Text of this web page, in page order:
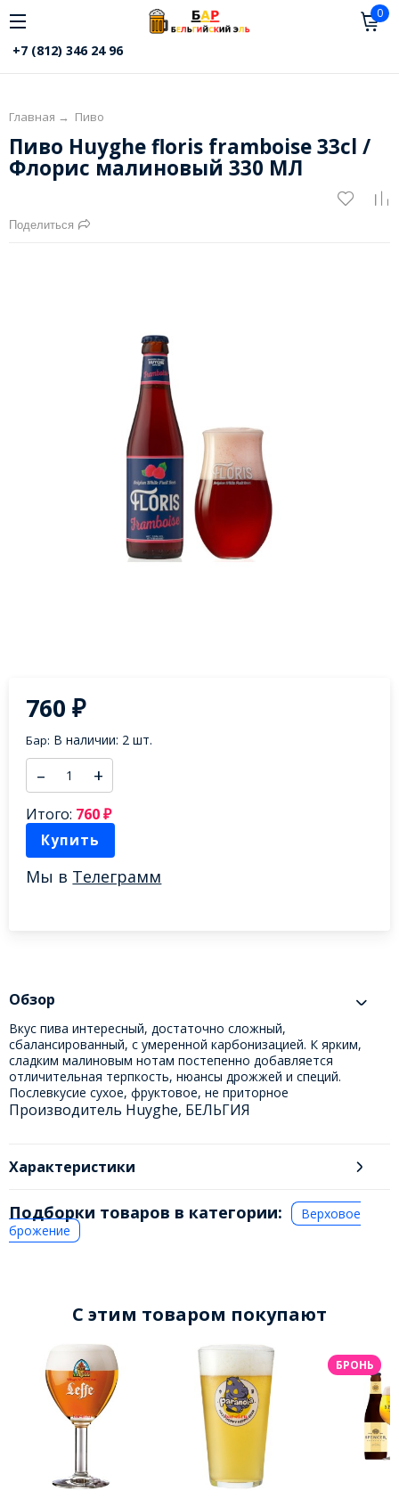
0
+7 (812) 346 24 96
Главная → Пиво
Пиво Huyghe floris framboise 33cl /
Флорис малиновый 330 МЛ
Поделиться
760₽
Бар: В наличии: 2 шт.
– +
Итого: 760₽
Купить
Мы в Телеграмм
Обзор
Вкус пива интересный, достаточно сложный,
сбалансированный, с умеренной карбонизацией. К ярким,
сладким малиновым нотам постепенно добавляется
отличительная терпкость, нюансы дрожжей и специй.
Послевкусие сухое, фруктовое, не приторное
Производитель Huyghe, БЕЛЬГИЯ
Характеристики
Подборки товаров в категории:
Верховое
брожение
C этим товаром покупают
БРОНЬ